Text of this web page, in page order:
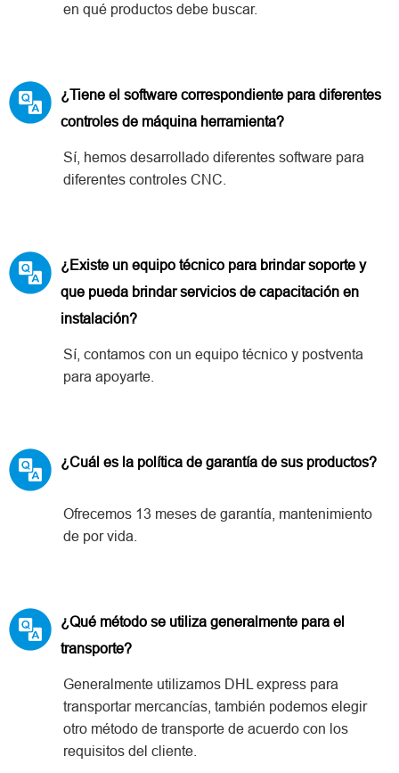
en qué productos debe buscar.
¿Tiene el software correspondiente para diferentes
controles de máquina herramienta?
Sí, hemos desarrollado diferentes software para
diferentes controles CNC.
¿Existe un equipo técnico para brindar soporte y
que pueda brindar servicios de capacitación en
instalación?
Sí, contamos con un equipo técnico y postventa
para apoyarte.
¿Cuál es la política de garantía de sus productos?
Ofrecemos 13 meses de garantía, mantenimiento
de por vida.
¿Qué método se utiliza generalmente para el
transporte?
Generalmente utilizamos DHL express para
transportar mercancías, también podemos elegir
otro método de transporte de acuerdo con los
requisitos del cliente.